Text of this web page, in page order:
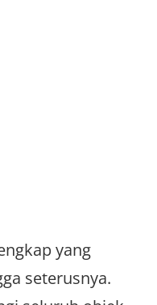
yang
seterusnya.